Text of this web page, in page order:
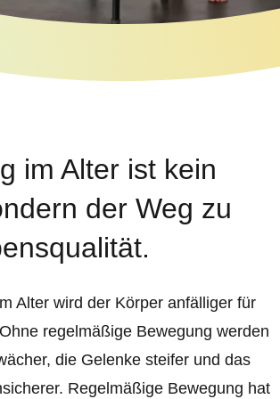
im Alter ist kein
der Weg zu
Alter wird der Körper anfälliger für
regelmäßige Bewegung werden
die Gelenke steifer und das
Regelmäßige Bewegung hat